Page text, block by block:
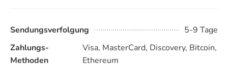
Sendungsverfolgung
5-9 Tage
Zahlungs-
Methoden
Visa, MasterCard, Discovery, Bitcoin,
Ethereum